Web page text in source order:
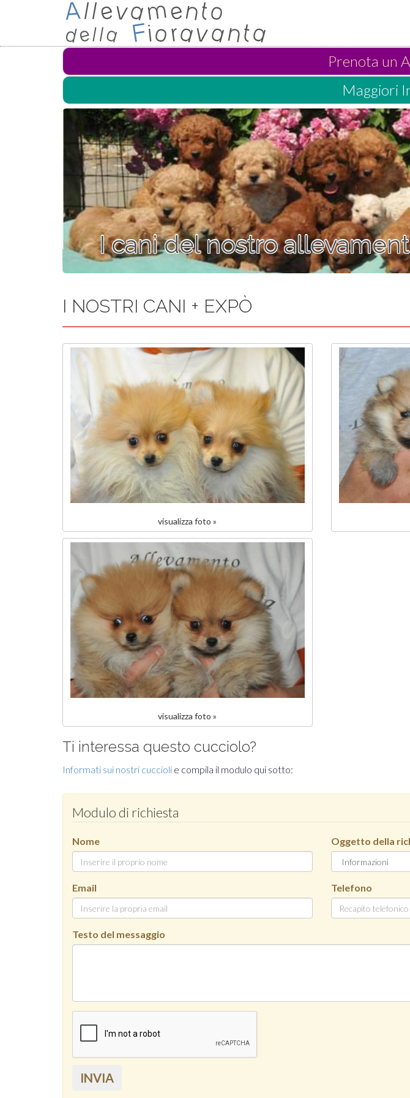
Prenota un
Maggiori
I cani del nostro
I NOSTRI CANI + EXPÒ
visualizza foto »
visualizza foto »
Ti interessa questo cucciolo?
Informati sui nostri cuccioli e compila il modulo qui sotto:
Modulo di richiesta
Nome Oggetto della
Email Telefono
Testo del messaggio
INVIA